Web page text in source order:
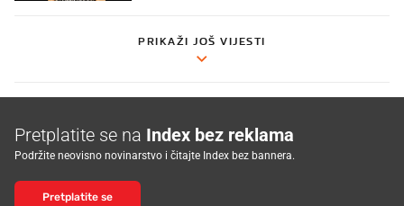
PRIKAŽI JOŠ VIJESTI
Pretplatite se na Index bez reklama
Podržite neovisno novinarstvo i čitajte Index bez bannera.
Pretplatite se